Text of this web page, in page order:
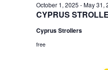
CYPRUS
October 1, 2025 -May 31,
Cyprus Strollers
free